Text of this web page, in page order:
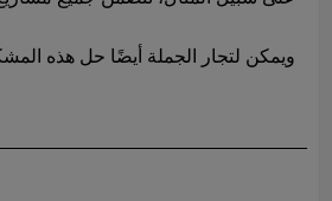
ويمكن لتجار الجملة أيضًا حل هذه